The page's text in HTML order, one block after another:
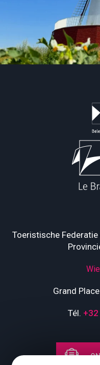
Toeristische
Grand
Tél.